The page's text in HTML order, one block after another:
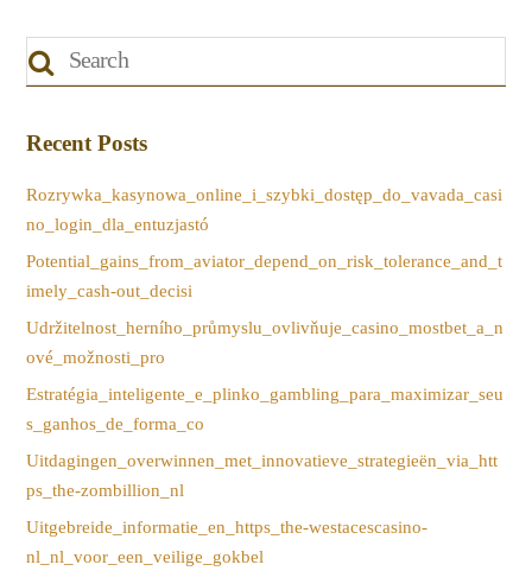
Recent Posts
Rozrywka_kasynowa_online_i_szybki_dostęp_do_vavada_casi
no_login_dla_entuzjastó
Potential_gains_from_aviator_depend_on_risk_tolerance_and_t
imely_cash-out_decisi
Udržitelnost_herního_průmyslu_ovlivňuje_casino_mostbet_a_n
ové_možnosti_pro
Estratégia_inteligente_e_plinko_gambling_para_maximizar_seu
s_ganhos_de_forma_co
Uitdagingen_overwinnen_met_innovatieve_strategieën_via_htt
ps_the-zombillion_nl
Uitgebreide_informatie_en_https_the-westacescasino-
nl_nl_voor_een_veilige_gokbel